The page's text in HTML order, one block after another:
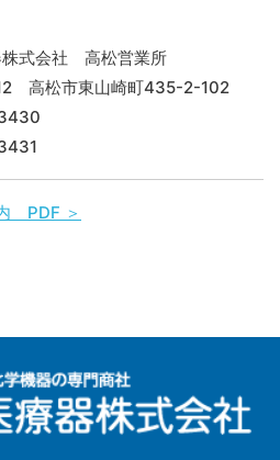
式会社 高松営業所
市東山崎町435-2-102
PDF ＞